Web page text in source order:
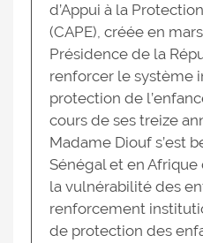
d’Appui à la
(CAPE), créée en
Présidence de la
renforcer le système
protection de
cours de ses treize
Madame Diouf s’est
Sénégal et en
la vulnérabilité des
renforcement
de protection des